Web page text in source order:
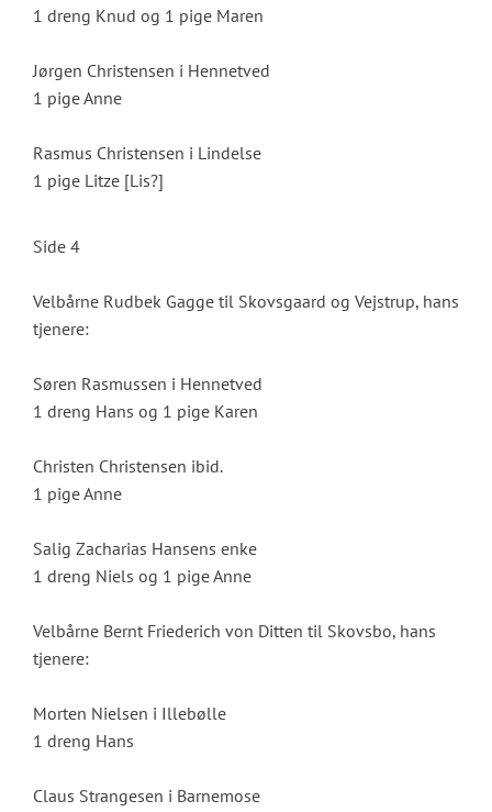
1 dreng Knud og 1 pige Maren
Jørgen Christensen i Hennetved
1 pige Anne
Rasmus Christensen i Lindelse
1 pige Litze [Lis?]
Side 4
Velbårne Rudbek Gagge til Skovsgaard og Vejstrup, hans
tjenere:
Søren Rasmussen i Hennetved
1 dreng Hans og 1 pige Karen
Christen Christensen ibid.
1 pige Anne
Salig Zacharias Hansens enke
1 dreng Niels og 1 pige Anne
Velbårne Bernt Friederich von Ditten til Skovsbo, hans
tjenere:
Morten Nielsen i Illebølle
1 dreng Hans
Claus Strangesen i Barnemose